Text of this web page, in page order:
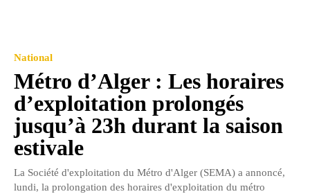
National
Métro d’Alger : Les horaires
d’exploitation prolongés
jusqu’à 23h durant la saison
estivale
La Société d'exploitation du Métro d'Alger (SEMA) a annoncé,
lundi, la prolongation des horaires d'exploitation du métro